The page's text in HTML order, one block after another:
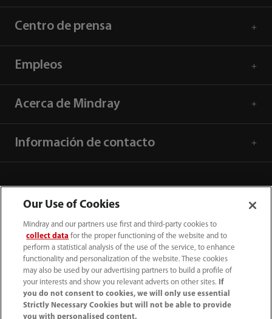
Centro de prensa
Empleos
Acerca de Mindray
Información de contacto
52 55 5661 9450
Our Use of Cookies
Mindray and our partners use first and third-party cookies to
collect data for the proper functioning of the website and to
perform a statistical analysis of the use of the service, to enhance
functionality and personalization of the website. These cookies
may also be used by our advertising partners to build a profile of
your interests and show you relevant adverts on other sites.
If
you do not consent to cookies, we will only use essential
Strictly Necessary Cookies but will not be able to provide
you with personalised content.